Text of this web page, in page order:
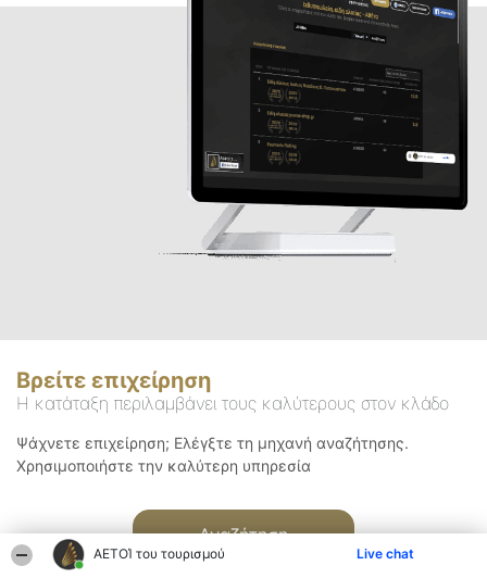
ΑΕΤΟΊ του τουρισμού Live chat
Βρείτε επιχείρηση
Η κατάταξη περιλαμβάνει τους καλύτερους στον κλάδο
Ψάχνετε επιχείρηση; Ελέγξτε τη μηχανή αναζήτησης.
Χρησιμοποιήστε την καλύτερη υπηρεσία
Αναζήτηση